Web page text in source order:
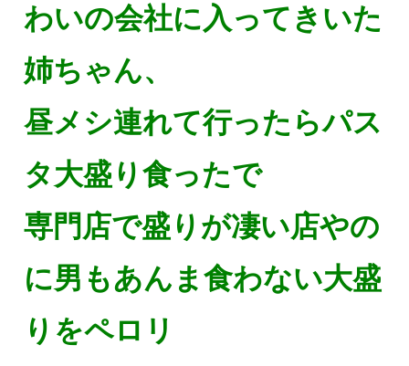
わいの会社に入ってきいた
姉ちゃん、
昼メシ連れて行ったらパス
タ大盛り食ったで
専門店で盛りが凄い店やの
に男もあんま食わない大盛
りをペロリ